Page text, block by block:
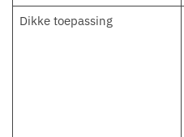
Dikke toepassing